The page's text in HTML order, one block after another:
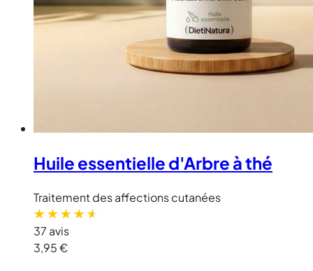
Huile essentielle d'Arbre à thé
Traitement des affections cutanées
37 avis
3,95 €